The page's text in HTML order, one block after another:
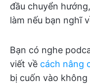
đầu chuyển
làm nếu bạn nghĩ
Bạn có nghe
viết về cách nâng
bị cuốn vào không